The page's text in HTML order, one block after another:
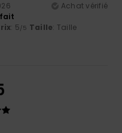
Achat vérifié
: 5/5 Taille: Taille